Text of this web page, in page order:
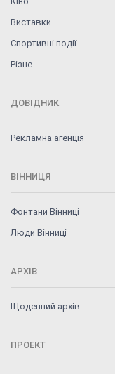
Виставки
Спортивні події
Різне
ДОВІДНИК
Рекламна агенція
ВІННИЦЯ
Фонтани Вінниці
Люди Вінниці
АРХІВ
Щоденний архів
ПРОЕКТ